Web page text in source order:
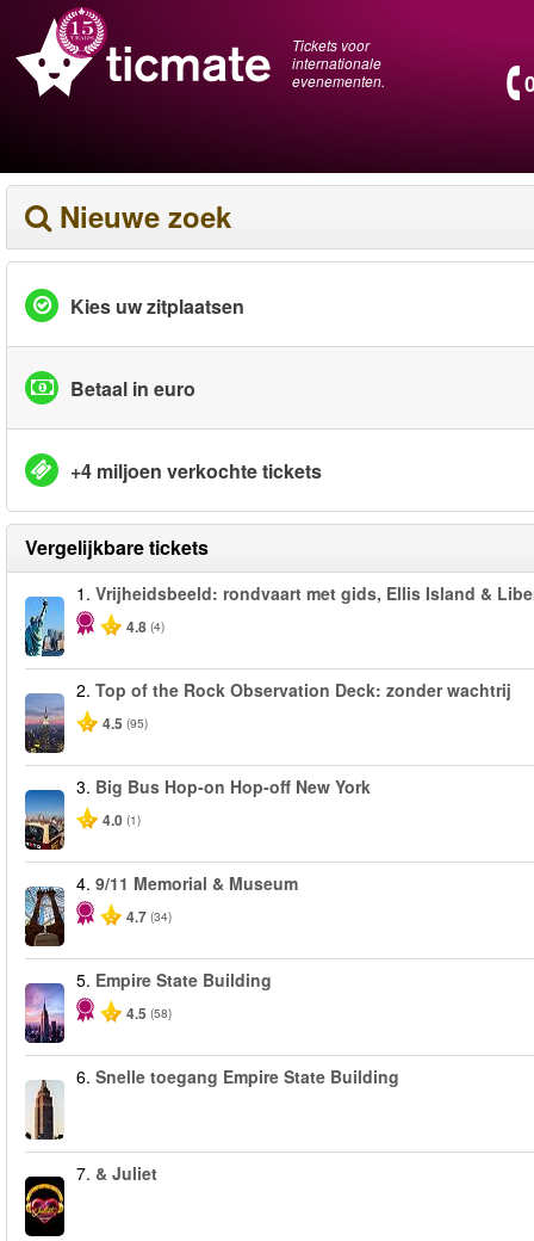
Tickets voor
internationale
evenementen.
Nieuwe zoek
Kies uw zitplaatsen
Betaal in euro
+4 miljoen verkochte tickets
Vergelijkbare tickets
1. Vrijheidsbeeld: rondvaart met gids, Ellis Island &
4.8 (4)
2. Top of the Rock Observation Deck: zonder wachtrij
4.5 (95)
3. Big Bus Hop-on Hop-off New York
4.0 (1)
4. 9/11 Memorial & Museum
4.7 (34)
5. Empire State Building
4.5 (58)
6. Snelle toegang Empire State Building
7. & Juliet